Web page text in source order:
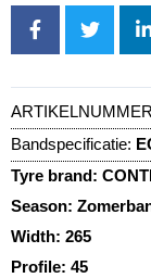
Bandspecificatie:
Tyre brand:
Season:
Width: 265
Profile: 45